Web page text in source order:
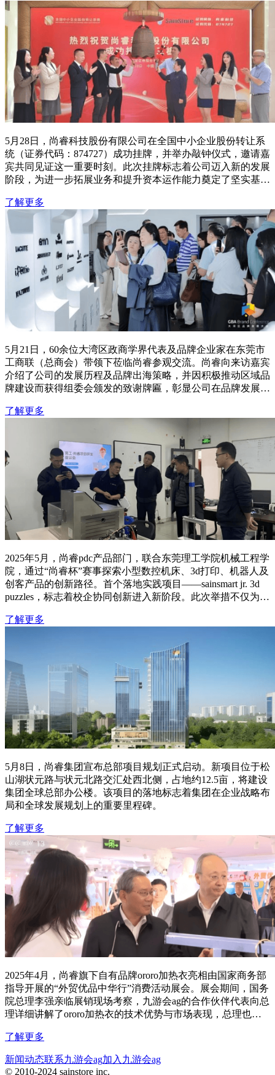
5月28日，尚睿科技股份有限公司在全国中小企业股份转让系
统（证券代码：874727）成功挂牌，并举办敲钟仪式，邀请嘉
宾共同见证这一重要时刻。此次挂牌标志着公司迈入新的发展
阶段，为进一步拓展业务和提升资本运作能力奠定了坚实基
了解更多
5月21日，60余位大湾区政商学界代表及品牌企业家在东莞市
工商联（总商会）带领下莅临尚睿参观交流。尚睿向来访嘉宾
介绍了公司的发展历程及品牌出海策略，并因积极推动区域品
牌建设而获得组委会颁发的致谢牌匾，彰显公司在品牌发展和
了解更多
2025年5月，尚睿pdc产品部门，联合东莞理工学院机械工程学
院，通过“尚睿杯”赛事探索小型数控机床、3d打印、机器人及
创客产品的创新路径。首个落地实践项目——sainsmart jr. 3d
puzzles，标志着校企协同创新进入新阶段。此次举措不仅为产
现了尚睿在产学研创新和人才培养上的持续探索。
了解更多
5月8日，尚睿集团宣布总部项目规划正式启动。新项目位于松
山湖状元路与状元北路交汇处西北侧，占地约12.5亩，将建设
集团全球总部办公楼。该项目的落地标志着集团在企业战略布
局和全球发展规划上的重要里程碑。
了解更多
2025年4月，尚睿旗下自有品牌ororo加热衣亮相由国家商务部
指导开展的“外贸优品中华行”消费活动展会。展会期间，国务
院总理李强亲临展销现场考察，九游会ag的合作伙伴代表向总
理详细讲解了ororo加热衣的技术优势与市场表现，总理也对
了解更多
新闻动态联系九游会ag加入九游会ag
© 2010-2024 sainstore inc.